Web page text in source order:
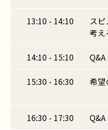
13:10 - 14:10
ス
考え
14:10 - 15:10 Q&A
15:30 - 16:30 希望
16:30 - 17:30 Q&A